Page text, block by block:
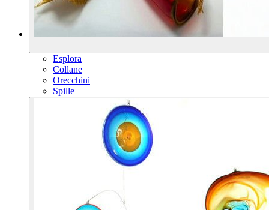
Esplora
Collane
Orecchini
Spille